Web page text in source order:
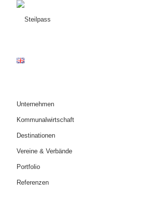
Unternehmen
Kommunalwirtschaft
Destinationen
Vereine & Verbände
Portfolio
Referenzen